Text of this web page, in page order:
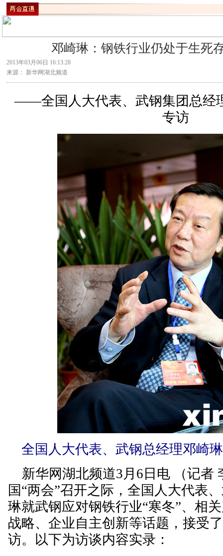
邓崎琳：钢铁行业仍处于生死
2013年03月06日 16:13:28
来源： 新华网湖北频道
——全国人大代表、武钢集团总经
专访
全国人大代表、武钢总经理邓崎
新华网湖北频道3月6日电 （记者
国“两会”召开之际，全国人大代表
琳就武钢应对钢铁行业“寒冬”、相
战略、企业自主创新等话题，接受
访。以下为访谈内容实录：